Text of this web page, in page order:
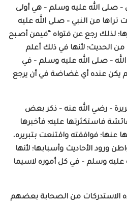
– صلى الله عليه وسلم – هي أولى
تراها من النبي – صلى الله عليه
لذلك رجع عن فتواه “فيمن أصبح
الحديث؛ لأنها في ذلك أعلم
– صلى الله عليه وسلم – في
يكن عنده أي غضاضة في أن يرجع
– رضي الله عنه – ذكر بعض
فاستكثرتها عليه؛ فأخبرها
عنها؛ فوافقته واقتنعت بتبريره،
ورود الأحاديث وأسبابها؛ لأنها
عليه وسلم – في كل أموره لاسيما
الاستدركات من الصحابة بعضهم